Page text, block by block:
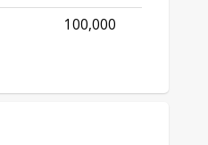
100,000